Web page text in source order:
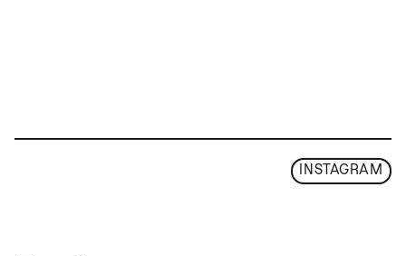
INSTAGRAM